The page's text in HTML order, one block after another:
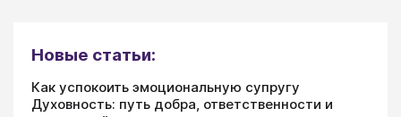
Новые статьи:
Как успокоить эмоциональную супругу
Духовность: путь добра, ответственности и